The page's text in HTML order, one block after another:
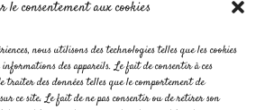
le consentement aux cookies
nous utilisons des technologies telles que les cookies
des appareils. Le fait de consentir à ces
traiter des données telles que le comportement de
ce site. Le fait de ne pas consentir ou de retirer son